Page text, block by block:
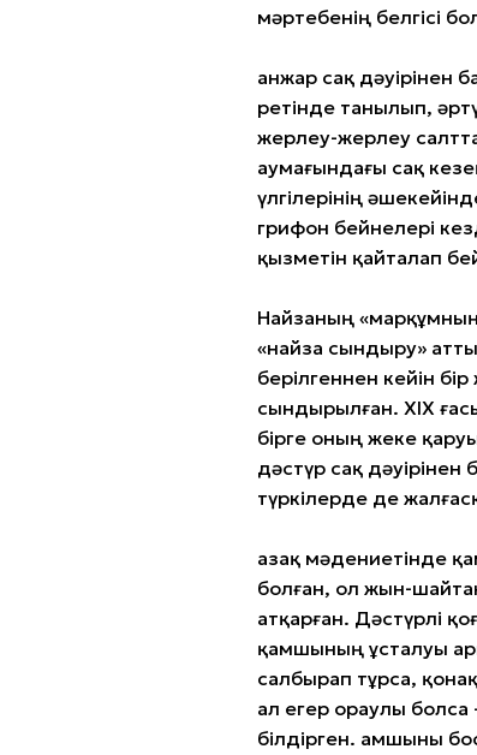
мәртебенің белгісі
Қанжар сақ дәуірінен
ретінде танылып,
жерлеу-жерлеу
аумағындағы сақ
үлгілерінің
грифон бейнелері
қызметін қайталап
Найзаның
«найза сындыру»
берілгеннен кейін
сындырылған. XIX
бірге оның жеке
дәстүр сақ
түркілерде де
Қазақ мәдениетінде
болған, ол жын-
атқарған. Дәстүрлі
қамшының ұсталуы
салбырап тұрса,
ал егер ораулы болса
білдірген. Қамшыны